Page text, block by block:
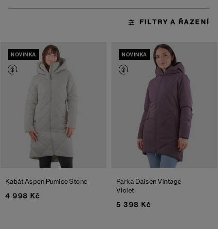
NOVINKA
Kabát Aspen Pumice Stone
4 998 Kč
NOVINKA
Parka DaisenVintage
Violet
5 398 Kč